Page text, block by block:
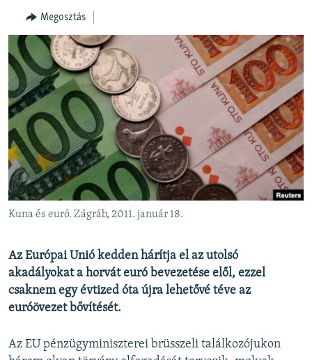
NER15
SZABADON
TÁRSADALOM
DEMOKRÁCIA
A PÉNZ NYOMÁBAN
EURÓPAI UNIÓ
VILÁG
KLÍMAVÁLTOZÁS
A MÚLT TANULSÁGAI
KÖVESSEN MINKET!
Megosztás
Kuna és euró. Zágráb, 2011. január 18.
Az Európai Unió kedden hárítja el az utolsó
akadályokat a horvát euró bevezetése elől, ezzel
csaknem egy évtized óta újra lehetővé téve az
euróövezet bővítését.
Az EU pénzügyminiszterei brüsszeli találkozójukon